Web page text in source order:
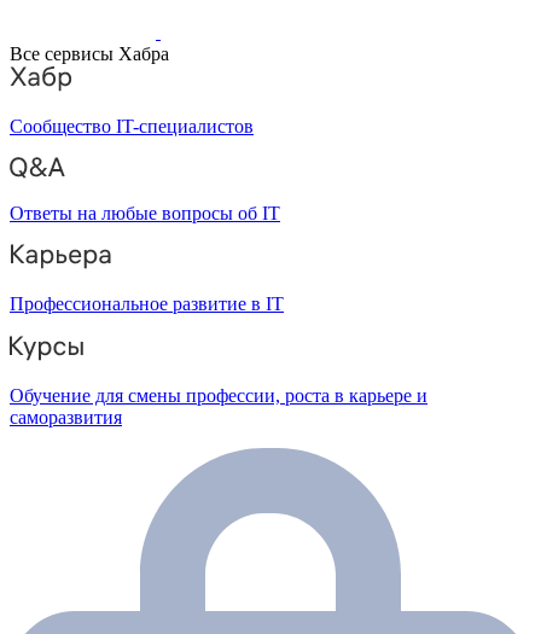
Все сервисы Хабра
Сообщество IT-специалистов
Ответы на любые вопросы об IT
Профессиональное развитие в IT
Обучение для смены профессии, роста в карьере и
саморазвития